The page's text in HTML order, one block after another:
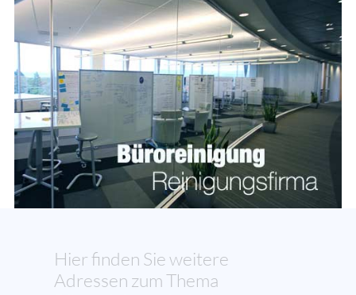
Hier finden Sie weitere
Adressen zum Thema